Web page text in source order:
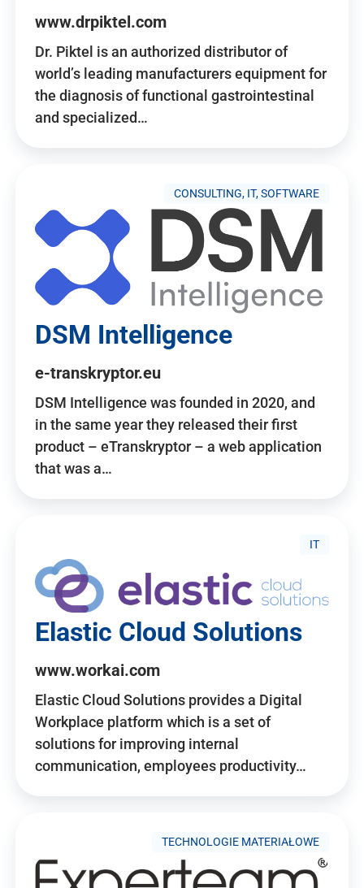
www.drpiktel.com
Dr. Piktel is an authorized distributor of
world’s leading manufacturers equipment for
the diagnosis of functional gastrointestinal
and specialized…
CONSULTING, IT, SOFTWARE
DSM Intelligence
e-transkryptor.eu
DSM Intelligence was founded in 2020, and
in the same year they released their first
product – eTranskryptor – a web application
that was a…
IT
Elastic Cloud Solutions
www.workai.com
Elastic Cloud Solutions provides a Digital
Workplace platform which is a set of
solutions for improving internal
communication, employees productivity…
TECHNOLOGIE MATERIAŁOWE